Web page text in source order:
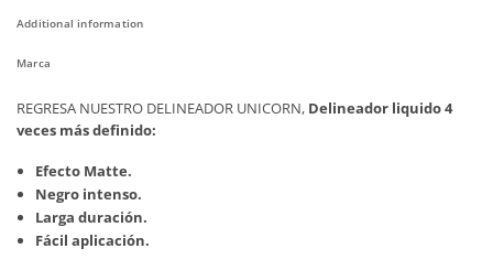
Additional information
Marca
REGRESA NUESTRO DELINEADOR UNICORN, Delineador liquido 4
veces más definido:
Efecto Matte.
Negro intenso.
Larga duración.
Fácil aplicación.